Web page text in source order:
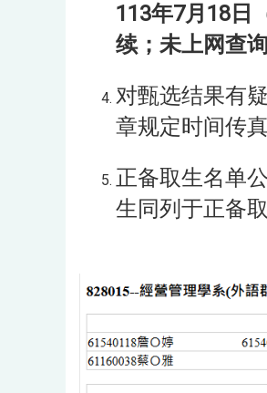
113年7月18日
续；未上网查
对甄选结果有
章规定时间传
正备取生名单
生同列于正备取